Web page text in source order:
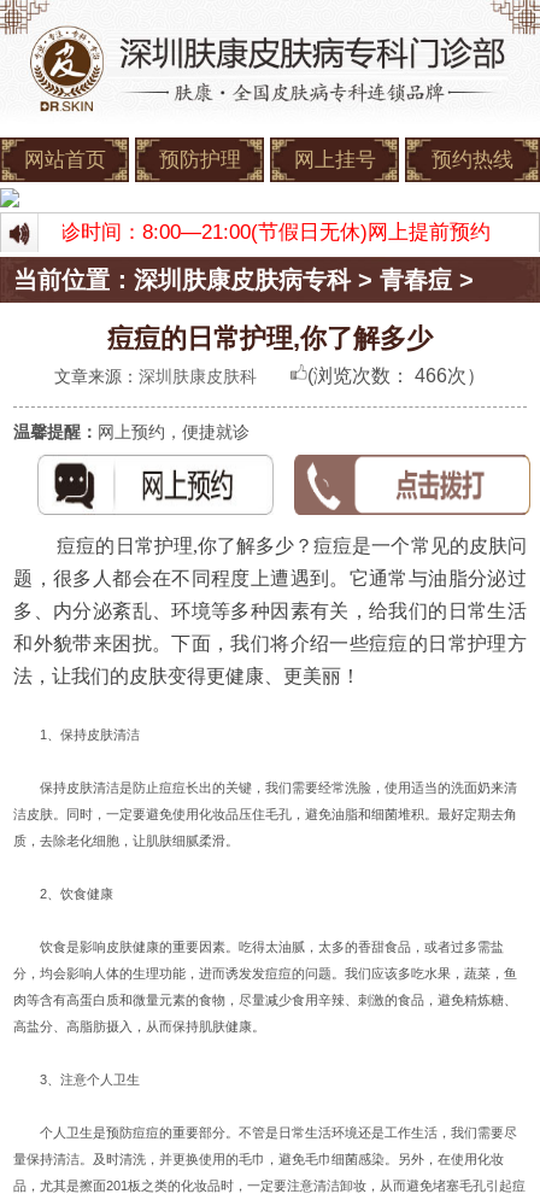
网站首页 预防护理 网上挂号 预约热线
康 门诊时间：8:00—21:00(节假日无休)网上提前预约，免
当前位置：深圳肤康皮肤病专科>青春痘 >
痘痘的日常护理,你了解多少
文章来源： 深圳肤康皮肤科 (浏览次数： 466次）
温馨提醒： 网上预约，便捷就诊
痘痘的日常护理,你了解多少？痘痘是一个常见的皮肤问
题，很多人都会在不同程度上遭遇到。它通常与油脂分泌过
多、内分泌紊乱、环境等多种因素有关，给我们的日常生活
和外貌带来困扰。下面，我们将介绍一些痘痘的日常护理方
法，让我们的皮肤变得更健康、更美丽！
1、保持皮肤清洁
保持皮肤清洁是防止痘痘长出的关键，我们需要经常洗脸，使用适当的洗面奶来清
洁皮肤。同时，一定要避免使用化妆品压住毛孔，避免油脂和细菌堆积。最好定期去角
质，去除老化细胞，让肌肤细腻柔滑。
2、饮食健康
饮食是影响皮肤健康的重要因素。吃得太油腻，太多的香甜食品，或者过多需盐
分，均会影响人体的生理功能，进而诱发发痘痘的问题。我们应该多吃水果，蔬菜，鱼
肉等含有高蛋白质和微量元素的食物，尽量减少食用辛辣、刺激的食品，避免精炼糖、
高盐分、高脂肪摄入，从而保持肌肤健康。
3、注意个人卫生
个人卫生是预防痘痘的重要部分。不管是日常生活环境还是工作生活，我们需要尽
量保持清洁。及时清洗，并更换使用的毛巾，避免毛巾细菌感染。另外，在使用化妆
品，尤其是擦面201板之类的化妆品时，一定要注意清洁卸妆，从而避免堵塞毛孔引起痘